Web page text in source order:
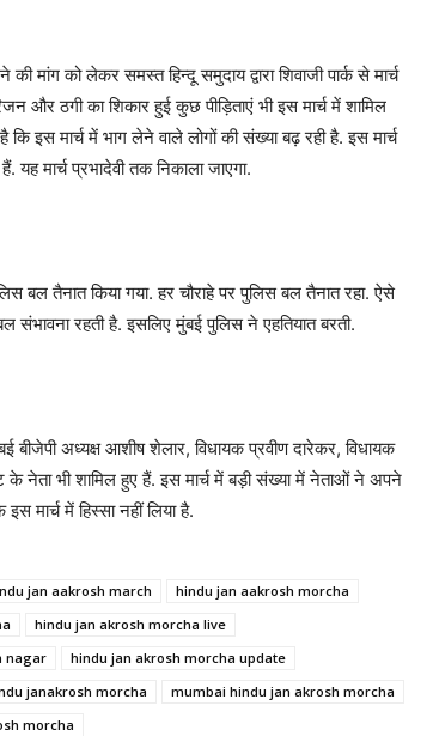
मांग को लेकर समस्त हिन्दू समुदाय द्वारा शिवाजी पार्क से मार्च
और ठगी का शिकार हुई कुछ पीड़िताएं भी इस मार्च में शामिल
कि इस मार्च में भाग लेने वाले लोगों की संख्या बढ़ रही है. इस मार्च
यह मार्च प्रभादेवी तक निकाला जाएगा.
बल तैनात किया गया. हर चौराहे पर पुलिस बल तैनात रहा. ऐसे
संभावना रहती है. इसलिए मुंबई पुलिस ने एहतियात बरती.
अध्यक्ष आशीष शेलार, विधायक प्रवीण दारेकर, विधायक
नेता भी शामिल हुए हैं. इस मार्च में बड़ी संख्या में नेताओं ने अपने
मार्च में हिस्सा नहीं लिया है.
jan aakrosh march
hindu jan aakrosh morcha
hindu jan akrosh morcha live
nagar
hindu jan akrosh morcha update
janakrosh morcha
mumbai hindu jan akrosh morcha
morcha